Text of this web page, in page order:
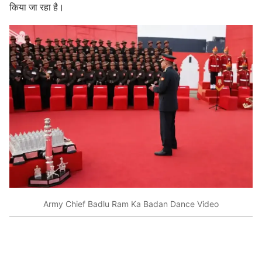
किया जा रहा है।
Army Chief Badlu Ram Ka Badan Dance Video